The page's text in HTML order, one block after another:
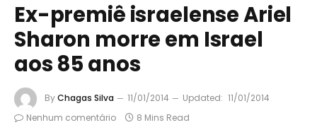
Ex-premiê israelense Ariel
Sharon morre em Israel
aos 85 anos
ByChagas Silva 11/01/2014 Updated: 11/01/2014
Nenhum comentário
8 Mins Read